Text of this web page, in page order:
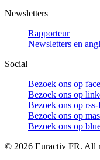
Newsletters
Rapporteur
Newsletters en
Social
Bezoek ons op
Bezoek ons op
Bezoek ons op rss-
Bezoek ons op
Bezoek ons op
© 2026 Euractiv FR. All